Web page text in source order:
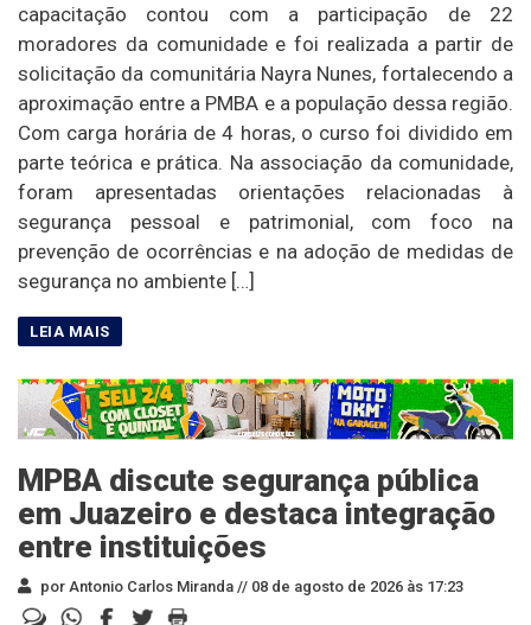
capacitação contou com a participação de 22
moradores da comunidade e foi realizada a partir de
solicitação da comunitária Nayra Nunes, fortalecendo a
aproximação entre a PMBA e a população dessa região.
Com carga horária de 4 horas, o curso foi dividido em
parte teórica e prática. Na associação da comunidade,
foram apresentadas orientações relacionadas à
segurança pessoal e patrimonial, com foco na
prevenção de ocorrências e na adoção de medidas de
segurança no ambiente […]
MPBA discute segurança pública
em Juazeiro e destaca integração
entre instituições
por Antonio Carlos Miranda // 08 de agosto de 2026 às 17:23